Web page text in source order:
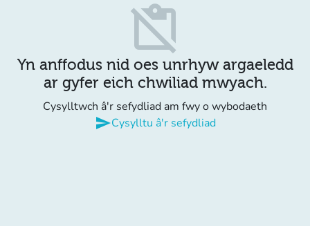
content_paste_off
Yn anffodus nid oes unrhyw argaeledd
ar gyfer eich chwiliad mwyach.
Cysylltwch â'r sefydliad am fwy o wybodaeth
sendCysylltu â'r sefydliad